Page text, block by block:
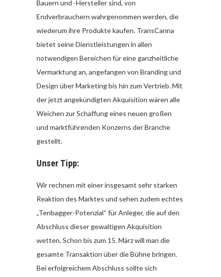
Bauern und -Hersteller sind, von
Endverbrauchern wahrgenommen werden, die
wiederum ihre Produkte kaufen. TransCanna
bietet seine Dienstleistungen in allen
notwendigen Bereichen für eine ganzheitliche
Vermarktung an, angefangen von Branding und
Design über Marketing bis hin zum Vertrieb. Mit
der jetzt angekündigten Akquisition wären alle
Weichen zur Schaffung eines neuen großen
und marktführenden Konzerns der Branche
gestellt.
Unser Tipp:
Wir rechnen mit einer insgesamt sehr starken
Reaktion des Marktes und sehen zudem echtes
„Tenbagger-Potenzial“ für Anleger, die auf den
Abschluss dieser gewaltigen Akquisition
wetten. Schon bis zum 15. März will man die
gesamte Transaktion über die Bühne bringen.
Bei erfolgreichem Abschluss sollte sich